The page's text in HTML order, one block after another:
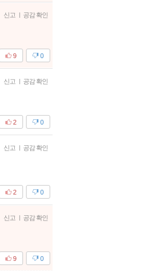
신고 | 공감 확인
0
9
신고 | 공감 확인
0
2
신고 | 공감 확인
0
2
신고 | 공감 확인
0
9